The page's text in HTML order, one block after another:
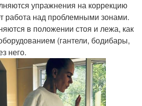
упражнения на коррекцию
работа над проблемными зонами.
в положении стоя и лежа, как
(гантели, бодибары,
него.